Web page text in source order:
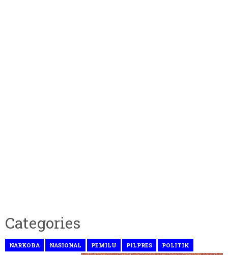
Categories
NARKOBA NASIONAL PEMILU PILPRES POLITIK